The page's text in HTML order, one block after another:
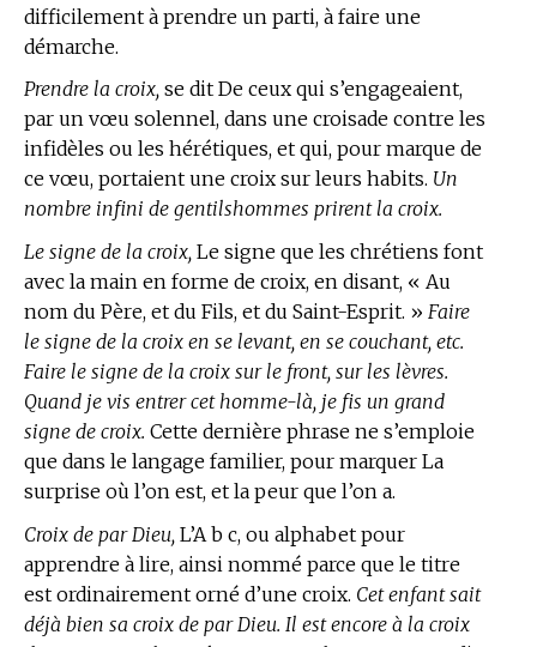
difficilement à prendre un parti, à faire une
démarche.
Prendre la croix, se dit De ceux qui s’engageaient,
par un vœu solennel, dans une croisade contre les
infidèles ou les hérétiques, et qui, pour marque de
ce vœu, portaient une croix sur leurs habits. Un
nombre infini de gentilshommes prirent la croix.
Le signe de la croix, Le signe que les chrétiens font
avec la main en forme de croix, en disant, « Au
nom du Père, et du Fils, et du Saint-Esprit. » Faire
le signe de la croix en se levant, en se couchant, etc.
Faire le signe de la croix sur le front, sur les lèvres.
Quand je vis entrer cet homme-là, je fis un grand
signe de croix. Cette dernière phrase ne s’emploie
que dans le langage familier, pour marquer La
surprise où l’on est, et la peur que l’on a.
Croix de par Dieu, L’A b c, ou alphabet pour
apprendre à lire, ainsi nommé parce que le titre
est ordinairement orné d’une croix. Cet enfant sait
déjà bien sa croix de par Dieu. Il est encore à la croix